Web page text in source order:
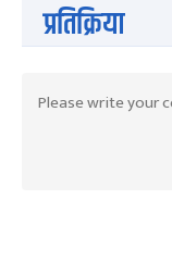
प्रतिक्रिया